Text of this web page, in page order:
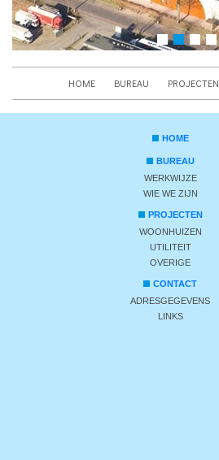
HOME BUREAU PROJECTEN
HOME
BUREAU
WERKWIJZE
WIE WE ZIJN
PROJECTEN
WOONHUIZEN
UTILITEIT
OVERIGE
CONTACT
ADRESGEGEVENS
LINKS